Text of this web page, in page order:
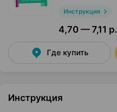
Инструкция
4,70 — 7,11 р.
Где купить
Инструкция